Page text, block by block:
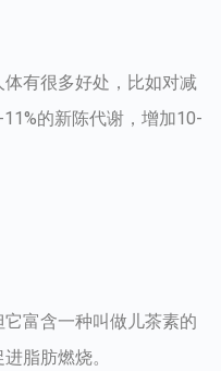
有很多好处，比如对减
的新陈代谢，增加10-
富含一种叫做儿茶素的
脂肪燃烧。